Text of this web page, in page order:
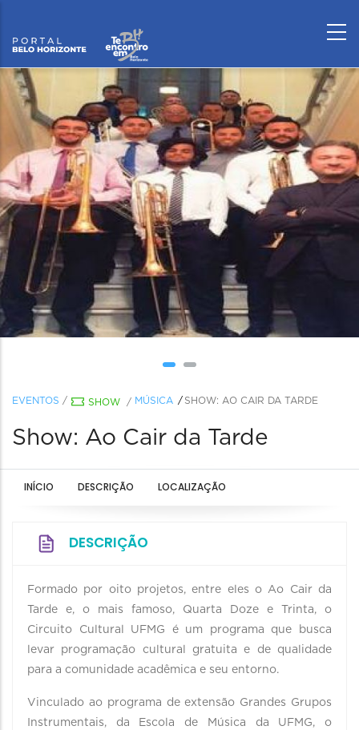
EVENTOS / SHOW / MÚSICA SHOW: AO CAIR DA TARDE
Show: Ao Cair da Tarde
INÍCIO DESCRIÇÃO LOCALIZAÇÃO
DESCRIÇÃO
Formado por oito projetos, entre eles o Ao Cair da
Tarde e, o mais famoso, Quarta Doze e Trinta, o
Circuito Cultural UFMG é um programa que busca
levar programação cultural gratuita e de qualidade
para a comunidade acadêmica e seu entorno.
Vinculado ao programa de extensão Grandes Grupos
Instrumentais, da Escola de Música da UFMG, o